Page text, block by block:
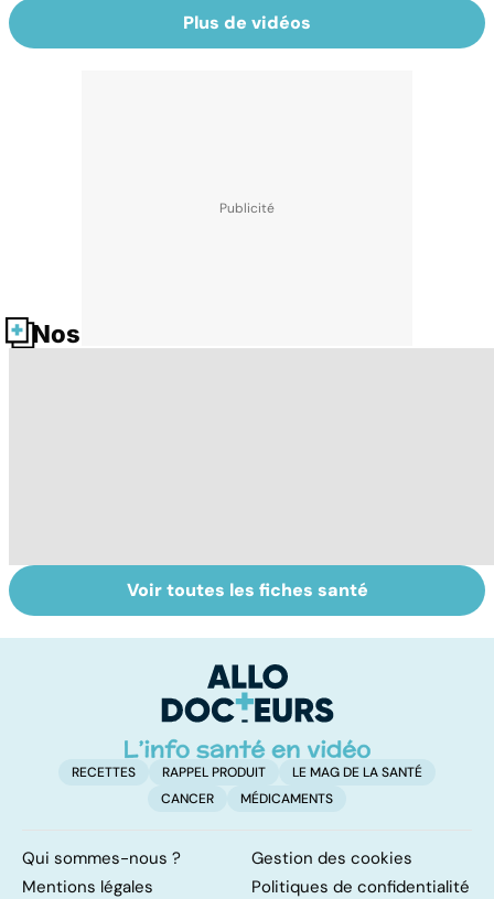
Plus de vidéos
Nos fiches santé
Comment tenir
ses bonnes
Muscler ses
abdos pour
ventre plat
Voir toutes les fiches santé
RECETTES RAPPEL PRODUIT
LE MAG DE LA SANTÉ
CANCER
MÉDICAMENTS
Qui sommes-nous ?
Gestion des cookies
Mentions légales
Politiques de confidentialité